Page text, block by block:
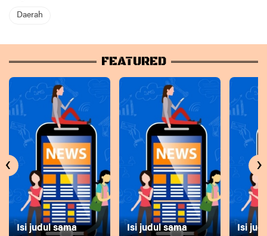
Daerah
FEATURED
Isi judul sama
Isi judul sama
Isi
‹ ›